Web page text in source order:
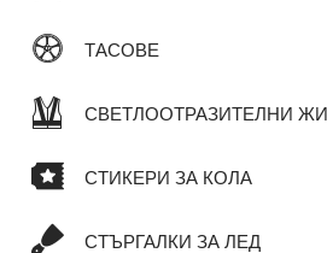
ТАСОВЕ
СВЕТЛООТРАЗИТЕЛНИ
СТИКЕРИ ЗА КОЛА
СТЪРГАЛКИ ЗА ЛЕД